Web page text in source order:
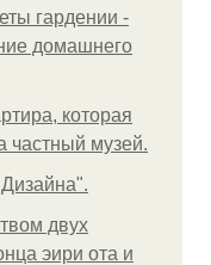
гардении -
домашнего
которая
частный музей.
двух
эири ота и